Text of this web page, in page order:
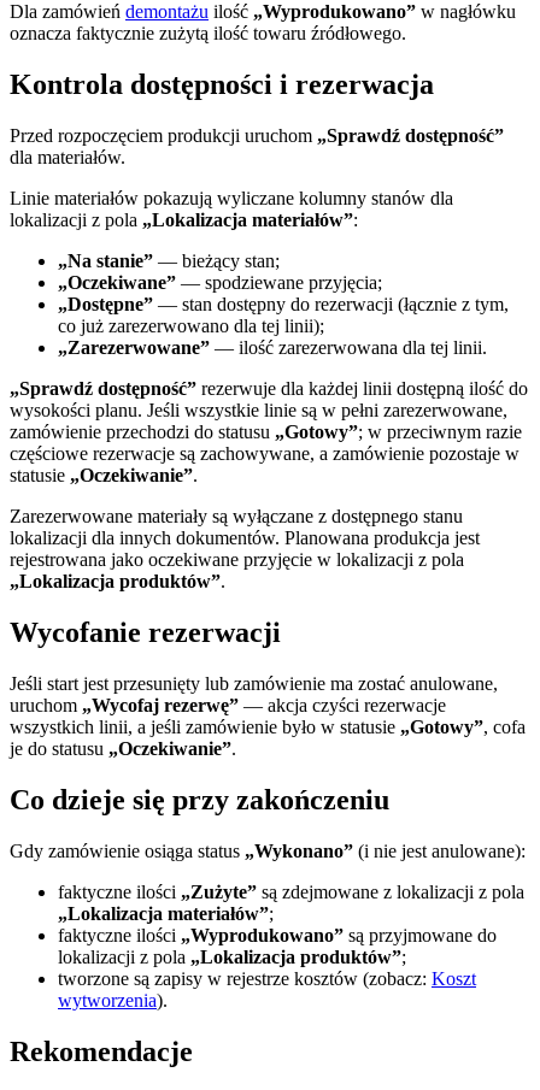
Dla zamówień demontażu ilość „Wyprodukowano” w nagłówku
oznacza faktycznie zużytą ilość towaru źródłowego.
Kontrola dostępności i rezerwacja
Przed rozpoczęciem produkcji uruchom „Sprawdź dostępność”
dla materiałów.
Linie materiałów pokazują wyliczane kolumny stanów dla
lokalizacji z pola „Lokalizacja materiałów”:
„Na stanie” — bieżący stan;
„Oczekiwane” — spodziewane przyjęcia;
„Dostępne” — stan dostępny do rezerwacji (łącznie z tym,
co już zarezerwowano dla tej linii);
„Zarezerwowane” — ilość zarezerwowana dla tej linii.
„Sprawdź dostępność” rezerwuje dla każdej linii dostępną ilość do
wysokości planu. Jeśli wszystkie linie są w pełni zarezerwowane,
zamówienie przechodzi do statusu „Gotowy”; w przeciwnym razie
częściowe rezerwacje są zachowywane, a zamówienie pozostaje w
statusie „Oczekiwanie”.
Zarezerwowane materiały są wyłączane z dostępnego stanu
lokalizacji dla innych dokumentów. Planowana produkcja jest
rejestrowana jako oczekiwane przyjęcie w lokalizacji z pola
„Lokalizacja produktów”.
Wycofanie rezerwacji
Jeśli start jest przesunięty lub zamówienie ma zostać anulowane,
uruchom „Wycofaj rezerwę” — akcja czyści rezerwacje
wszystkich linii, a jeśli zamówienie było w statusie „Gotowy”, cofa
je do statusu „Oczekiwanie”.
Co dzieje się przy zakończeniu
Gdy zamówienie osiąga status „Wykonano” (i nie jest anulowane):
faktyczne ilości „Zużyte” są zdejmowane z lokalizacji z pola
„Lokalizacja materiałów”;
faktyczne ilości „Wyprodukowano” są przyjmowane do
lokalizacji z pola „Lokalizacja produktów”;
tworzone są zapisy w rejestrze kosztów (zobacz: Koszt
wytworzenia).
Rekomendacje